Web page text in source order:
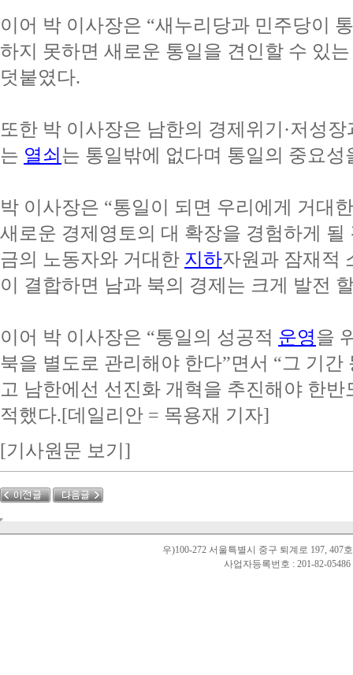
이어 박 이사장은 “새누리당과 민주당이
하지 못하면 새로운 통일을 견인할 수 있
덧붙였다.
또한 박 이사장은 남한의 경제위기·저성
는 열쇠 는 통일밖에 없다며 통일의 중요성
박 이사장은 “통일이 되면 우리에게 거대
새로운 경제영토의 대 확장을 경험하게
금의 노동자와 거대한 지하자원과 잠재적
이 결합하면 남과 북의 경제는 크게 발전
이어 박 이사장은 “통일의 성공적 운영을
북을 별도로 관리해야 한다”면서 “그 기
고 남한에선 선진화 개혁을 추진해야 한
적했다.[데일리안 = 목용재 기자]
[기사원문 보기]
우)100-272 서울특별시 중구 퇴계로 197,
사업자등록번호 : 201-82-